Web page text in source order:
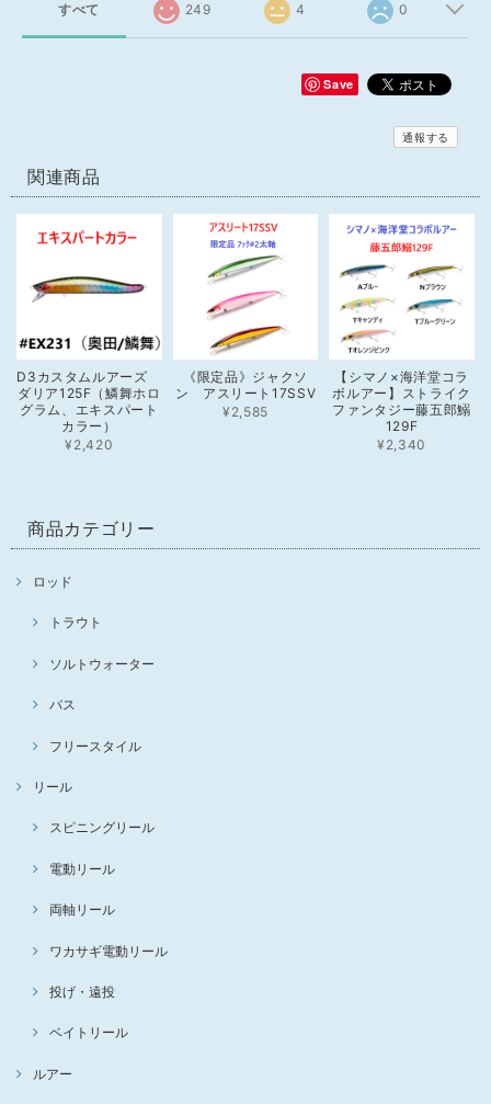
すべて 249 4 0
Save
通報する
関連商品
D3カスタムルアーズ
ダリア125F（鱗舞ホロ
グラム、エキスパート
カラー）
¥2,420
《限定品》ジャクソ
ン アスリート17SSV
¥2,585
【シマノ×海洋堂コラ
ボルアー】ストライク
ファンタジー藤五郎鰯
129F
¥2,340
商品カテゴリー
ロッド
トラウト
ソルトウォーター
バス
フリースタイル
リール
スピニングリール
電動リール
両軸リール
ワカサギ電動リール
投げ・遠投
ベイトリール
ルアー